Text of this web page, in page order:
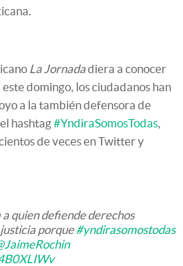
La Jornadadiera a conocer
domingo, los ciudadanos han
a la también defensora de
hashtag#YndiraSomosTodas,
de veces en Twitter y
quien defiende derechos
porque#yndirasomostodas